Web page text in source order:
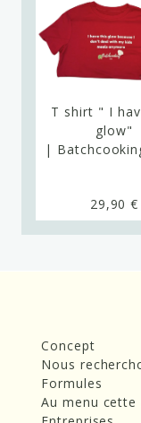
T shirt " I
glow"
|
29,90 €
Concept
Nous
Formules
Au menu cette